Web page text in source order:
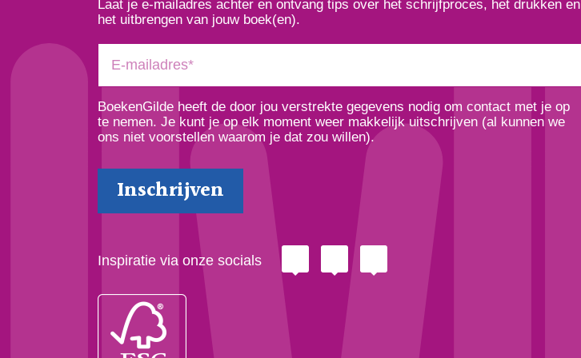
Laat je e-mailadres achter en ontvang tips over het schrijfproces, het drukken en
het uitbrengen van jouw boek(en).
BoekenGilde heeft de door jou verstrekte gegevens nodig om contact met je op
te nemen. Je kunt je op elk moment weer makkelijk uitschrijven (al kunnen we
ons niet voorstellen waarom je dat zou willen).
Inspiratie via onze socials